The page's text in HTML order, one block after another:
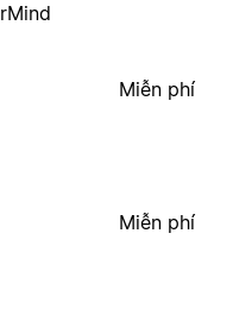
Miễn phí
Miễn phí